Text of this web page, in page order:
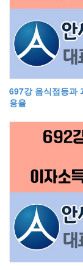
697강 음식점등과
용율